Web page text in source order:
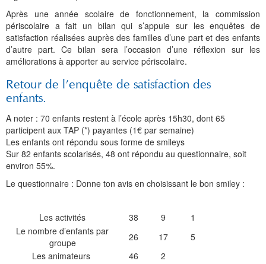
Culture et découverte
Sports d'hivers et thermes
Les savoir-faire
Réalisations
Budget et finances
Budgets primitifs
Comptes administratifs
Bulletins municipaux
État civil
Naissances
Mariages / Pacs
Décès
Mentions légales et politique de confidentialité
Administrations
Santé / Social
Maisons de retraite
Transports
Déchets
Après une année scolaire de fonctionnement, la commission
périscolaire a fait un bilan qui s’appuie sur les enquêtes de
satisfaction réalisées auprès des familles d’une part et des enfants
d’autre part. Ce bilan sera l’occasion d’une réflexion sur les
améliorations à apporter au service périscolaire.
Retour de l’enquête de satisfaction des
enfants.
A noter : 70 enfants restent à l’école après 15h30, dont 65
participent aux TAP (*) payantes (1€ par semaine)
Les enfants ont répondu sous forme de smileys
Sur 82 enfants scolarisés, 48 ont répondu au questionnaire, soit
environ 55%.
Le questionnaire : Donne ton avis en choisissant le bon smiley :
Les activités 38 9
1
Le nombre d’enfants par
groupe
26 17
5
Les animateurs
46
2